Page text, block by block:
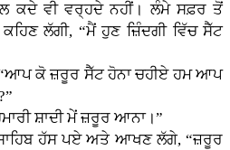
ਕਦੇ ਵੀ ਵਰ੍ਹਦੇ ਨਹੀਂ। ਲੰਮੇ ਸਫ਼ਰ ਤੋਂ
ਲੱਗੀ, “ਮੈਂ ਹੁਣ ਜ਼ਿੰਦਗੀ ਵਿੱਚ ਸੈੱਟ
“ਆਪ ਕੋ ਜ਼ਰੂਰ ਸੈੱਟ ਹੋਨਾ ਚਹੀਏ ਹਮ ਆਪ
ਸ਼ਾਦੀ ਮੇਂ ਜ਼ਰੂਰ ਆਨਾ।”
ਹੱਸ ਪਏ ਅਤੇ ਆਖਣ ਲੱਗੇ, “ਜ਼ਰੂਰ